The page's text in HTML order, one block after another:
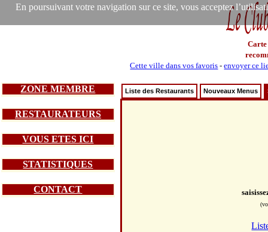
En poursuivant votre navigation sur ce site, vous acceptez
Carte
Cette ville dans vos favoris -envoyer ce
ZONE MEMBRE
RESTAURATEURS
VOUS ETES ICI
STATISTIQUES
CONTACT
Liste des Restaurants Nouveaux Menus